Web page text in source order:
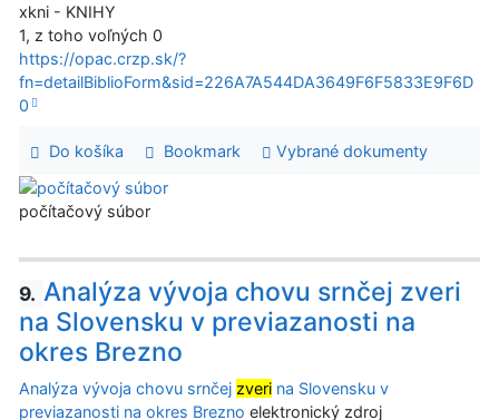
xkni - KNIHY
1, z toho voľných 0
https://opac.crzp.sk/?
fn=detailBiblioForm&sid=226A7A544DA3649F6F5833E9F6D
0
Do košíka Bookmark Vybrané dokumenty
počítačový súbor
9. Analýza vývoja chovu srnčej zveri
na Slovensku v previazanosti na
okres Brezno
Analýza vývoja chovu srnčej zveri na Slovensku v
previazanosti na okres Brezno elektronický zdroj